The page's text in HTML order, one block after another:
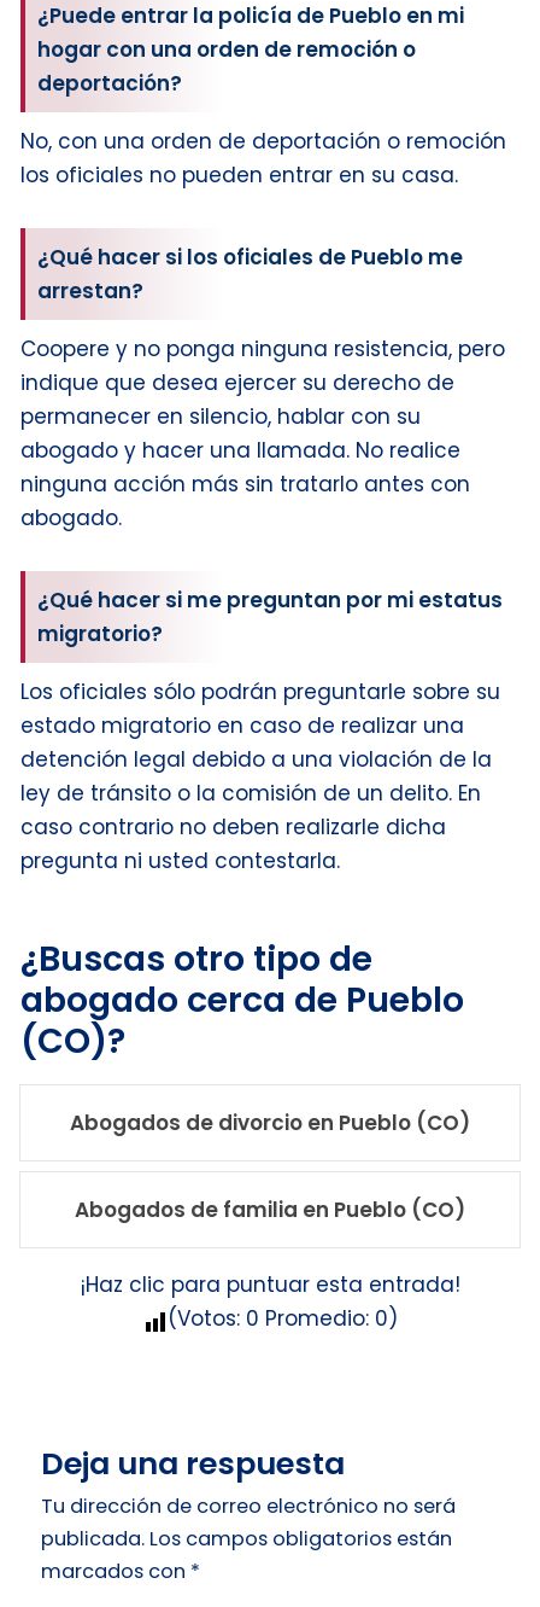
¿Puede entrar la policía de Pueblo en mi
hogar con una orden de remoción o
deportación?
No, con una orden de deportación o remoción
los oficiales no pueden entrar en su casa.
¿Qué hacer si los oficiales de Pueblo me
arrestan?
Coopere y no ponga ninguna resistencia, pero
indique que desea ejercer su derecho de
permanecer en silencio, hablar con su
abogado y hacer una llamada. No realice
ninguna acción más sin tratarlo antes con
abogado.
¿Qué hacer si me preguntan por mi estatus
migratorio?
Los oficiales sólo podrán preguntarle sobre su
estado migratorio en caso de realizar una
detención legal debido a una violación de la
ley de tránsito o la comisión de un delito. En
caso contrario no deben realizarle dicha
pregunta ni usted contestarla.
¿Buscas otro tipo de
abogado cerca de Pueblo
(CO)?
Abogados de divorcio en Pueblo (CO)
Abogados de familia en Pueblo (CO)
¡Haz clic para puntuar esta entrada!
(Votos: 0 Promedio: 0)
Deja una respuesta
Tu dirección de correo electrónico no será
publicada. Los campos obligatorios están
marcados con *